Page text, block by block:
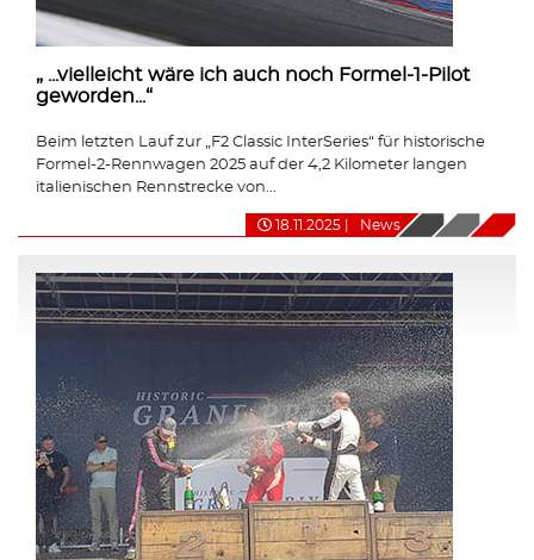
„ ...vielleicht wäre ich auch noch Formel-1-Pilot
geworden...“
Beim letzten Lauf zur „F2 Classic InterSeries“ für historische
Formel-2-Rennwagen 2025 auf der 4,2 Kilometer langen
italienischen Rennstrecke von...
18.11.2025 News